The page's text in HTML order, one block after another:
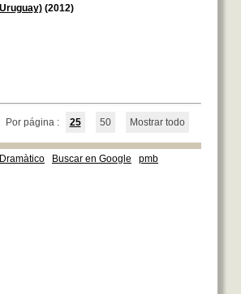
(2012)
Por página : 25 50 Mostrar todo
Buscar en Google pmb